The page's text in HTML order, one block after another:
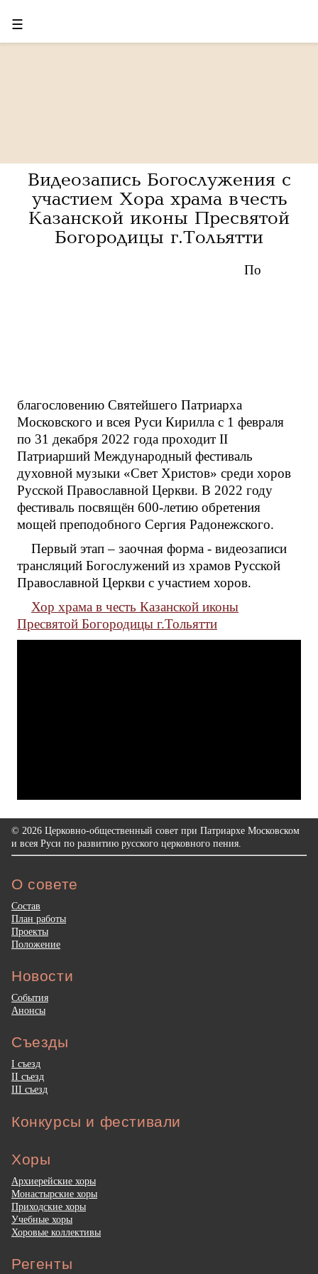
☰
Видеозапись Богослужения с
участием Хора храма в честь
Казанской иконы Пресвятой
Богородицы г.Тольятти
По
благословению Святейшего Патриарха
Московского и всея Руси Кирилла с 1 февраля
по 31 декабря 2022 года проходит II
Патриарший Международный фестиваль
духовной музыки «Свет Христов» среди хоров
Русской Православной Церкви. В 2022 году
фестиваль посвящён 600-летию обретения
мощей преподобного Сергия Радонежского.
Первый этап – заочная форма - видеозаписи
трансляций Богослужений из храмов Русской
Православной Церкви с участием хоров.
Хор храма в честь Казанской иконы
Пресвятой Богородицы г.Тольятти
© 2026 Церковно-общественный совет при Патриархе Московском
и всея Руси по развитию русского церковного пения.
О совете
Состав
План работы
Проекты
Положение
Новости
События
Анонсы
Съезды
I съезд
II съезд
III съезд
Конкурсы и фестивали
Хоры
Архиерейские хоры
Монастырские хоры
Приходские хоры
Учебные хоры
Хоровые коллективы
Регенты